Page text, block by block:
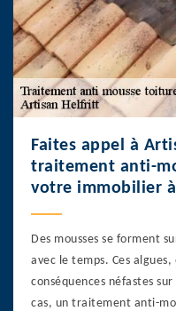
Faites appel à
traitement anti-
votre immobilier
Des mousses se forment
avec le temps. Ces
conséquences néfastes
cas, un traitement anti-